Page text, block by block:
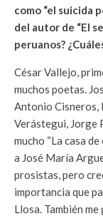
como “el suicida
del autor de “El
peruanos?
César Vallejo,
muchos poetas.
Antonio Cisneros,
Verástegui, Jorge
mucho “La casa
a José María
prosistas, pero
importancia que
Llosa. También